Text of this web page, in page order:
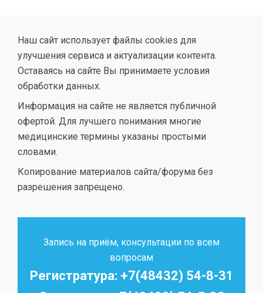
Наш сайт использует файлы cookies для
улучшения сервиса и актуализации контента.
Оставаясь на сайте Вы принимаете условия
обработки данных.
Информация на сайте не является публичной
офертой. Для лучшего понимания многие
медицинские термины указаны простыми
словами.
Копирование материалов сайта/форума без
разрешения запрещено.
Запись на приём, консультации по всем
вопросам
Регистратура: +7(48432) 54-8-31